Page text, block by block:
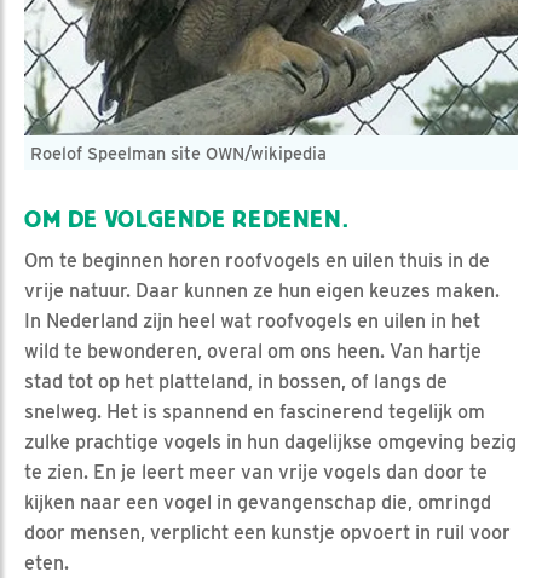
Roelof Speelman site OWN/wikipedia
OM DE VOLGENDE REDENEN.
Om te beginnen horen roofvogels en uilen thuis in de
vrije natuur. Daar kunnen ze hun eigen keuzes maken.
In Nederland zijn heel wat roofvogels en uilen in het
wild te bewonderen, overal om ons heen. Van hartje
stad tot op het platteland, in bossen, of langs de
snelweg. Het is spannend en fascinerend tegelijk om
zulke prachtige vogels in hun dagelijkse omgeving bezig
te zien. En je leert meer van vrije vogels dan door te
kijken naar een vogel in gevangenschap die, omringd
door mensen, verplicht een kunstje opvoert in ruil voor
eten.